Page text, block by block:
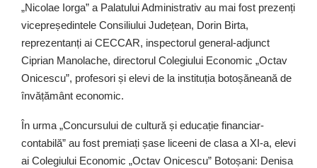
„Nicolae Iorga” a Palatului Administrativ au mai fost prezenți
vicepreședintele Consiliului Județean, Dorin Birta,
reprezentanți ai CECCAR, inspectorul general-adjunct
Ciprian Manolache, directorul Colegiului Economic „Octav
Onicescu”, profesori și elevi de la instituția botoșăneană de
învățământ economic.
În urma „Concursului de cultură și educație financiar-
contabilă” au fost premiați șase liceeni de clasa a XI-a, elevi
ai Colegiului Economic „Octav Onicescu” Botoșani: Denisa